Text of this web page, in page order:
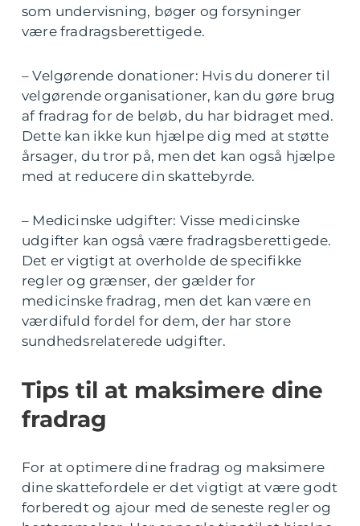
som undervisning, bøger og forsyninger
være fradragsberettigede.
– Velgørende donationer: Hvis du donerer til
velgørende organisationer, kan du gøre brug
af fradrag for de beløb, du har bidraget med.
Dette kan ikke kun hjælpe dig med at støtte
årsager, du tror på, men det kan også hjælpe
med at reducere din skattebyrde.
– Medicinske udgifter: Visse medicinske
udgifter kan også være fradragsberettigede.
Det er vigtigt at overholde de specifikke
regler og grænser, der gælder for
medicinske fradrag, men det kan være en
værdifuld fordel for dem, der har store
sundhedsrelaterede udgifter.
Tips til at maksimere dine
fradrag
For at optimere dine fradrag og maksimere
dine skattefordele er det vigtigt at være godt
forberedt og ajour med de seneste regler og